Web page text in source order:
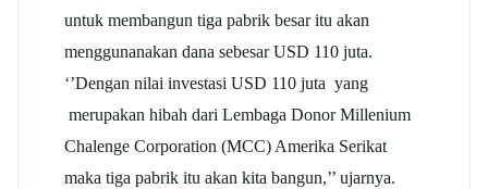
untuk membangun tiga pabrik besar itu akan
menggunanakan dana sebesar USD 110 juta.
‘’Dengan nilai investasi USD 110 juta yang
merupakan hibah dari Lembaga Donor Millenium
Chalenge Corporation (MCC) Amerika Serikat
maka tiga pabrik itu akan kita bangun,’’ ujarnya.